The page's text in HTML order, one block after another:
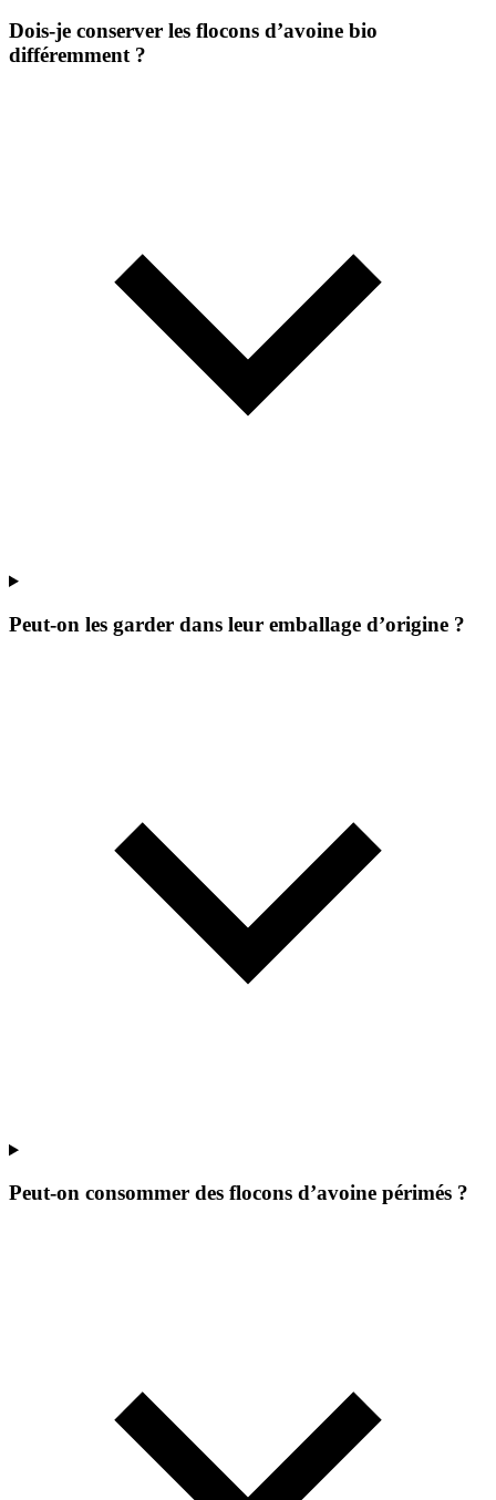
Dois-je conserver les flocons d’avoine bio
différemment ?
Peut-on les garder dans leur emballage d’origine ?
Peut-on consommer des flocons d’avoine périmés ?